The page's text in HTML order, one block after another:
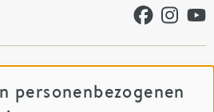
personenbezogenen